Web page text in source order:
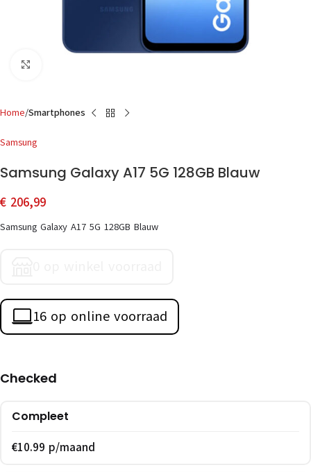
Home Smartphones
Samsung
Samsung Galaxy A17 5G 128GB Blauw
€ 206,99
Samsung Galaxy A17 5G 128GB Blauw
16 op online voorraad
Checked
Compleet
€10.99 p/maand